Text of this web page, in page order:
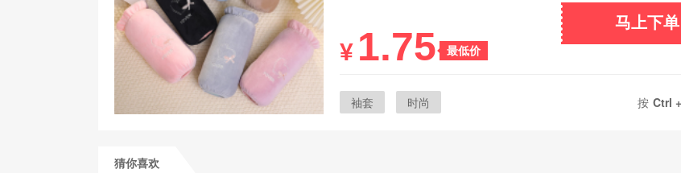
最低价
¥ 1.75
马上下单
袖套 时尚 按 Ctrl
猜你喜欢